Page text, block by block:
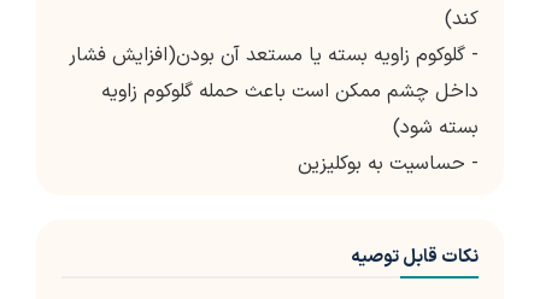
کند)
- گلوکوم زاویه بسته یا مستعد آن بودن(افزایش فشار
داخل چشم ممکن است باعث حمله گلوکوم زاویه
بسته شود)
- حساسیت به بوکلیزین
نکات قابل توصیه